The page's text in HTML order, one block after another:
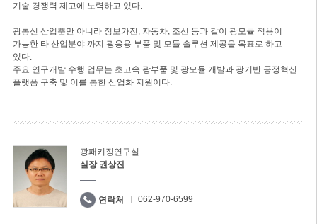
기술 경쟁력 제고에 노력하고 있다.
광통신 산업뿐만 아니라 정보가전, 자동차, 조선 등과 같이 광모듈 적용이
가능한 타 산업분야 까지 광응용 부품 및 모듈 솔루션 제공을 목표로 하고
있다.
주요 연구개발 수행 업무는 초고속 광부품 및 광모듈 개발과 광기반 공정혁신
플랫폼 구축 및 이를 통한 산업화 지원이다.
광패키징연구실
실장 권상진
연락처 062-970-6599